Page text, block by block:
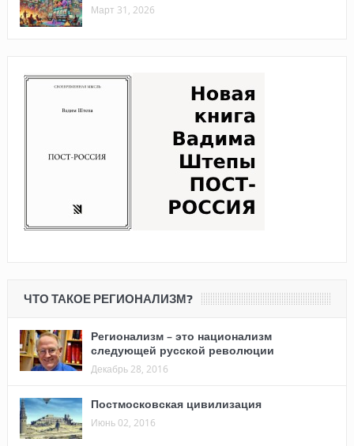
Март 31, 2026
ЧТО ТАКОЕ РЕГИОНАЛИЗМ?
Регионализм – это национализм
следующей русской революции
Декабрь 28, 2016
Постмосковская цивилизация
Июнь 02, 2016